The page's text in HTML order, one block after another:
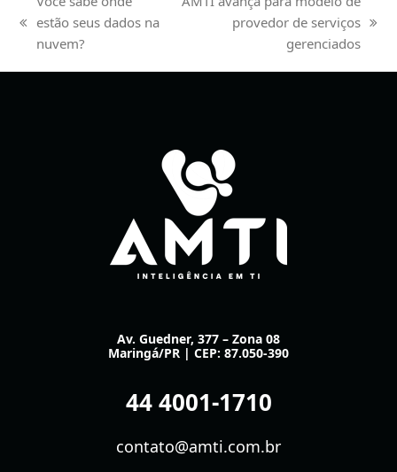
previous
post:
estão seus dados na
nuvem?
provedor de serviços
gerenciados
Av. Guedner, 377 – Zona 08
Maringá/PR | CEP: 87.050-390
44 4001-1710
contato@amti.com.br